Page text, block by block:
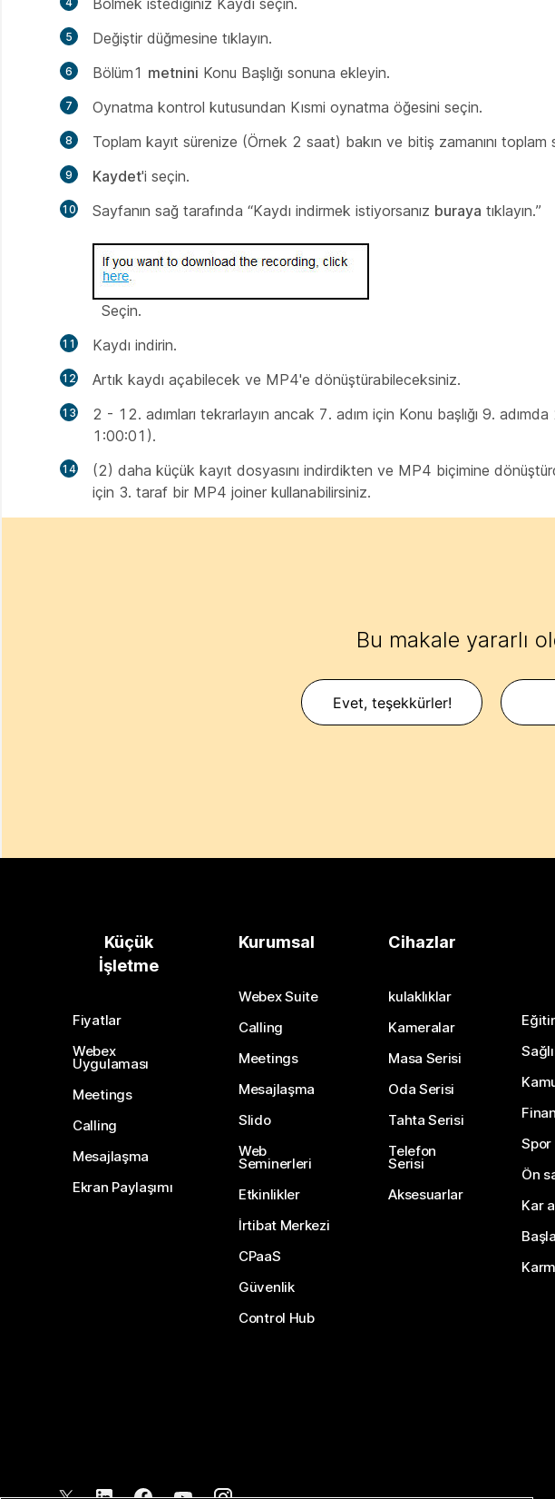
Değiştir düğmesine tıklayın.
Bölüm1 metnini Konu Başlığı sonuna ekleyin.
Oynatma kontrol kutusundan Kısmi oynatma öğesini seçin.
Toplam kayıt sürenize (Örnek 2 saat) bakın ve bitiş zamanını toplam
Kaydet'i seçin.
Sayfanın sağ tarafında “Kaydı indirmek istiyorsanız buraya tıklayın.”
Seçin.
Kaydı indirin.
Artık kaydı açabilecek ve MP4'e dönüştürabileceksiniz.
2 - 12. adımları tekrarlayın ancak 7. adım için Konu başlığı 9.
1:00:01).
(2) daha küçük kayıt dosyasını indirdikten ve MP4 biçimine
için 3. taraf bir MP4 joiner kullanabilirsiniz.
Bu makale yararlı
Evet, teşekkürler!
Küçük
İşletme
Fiyatlar
Webex
Uygulaması
Meetings
Calling
Mesajlaşma
Ekran Paylaşımı
Kurumsal
Webex Suite
Calling
Meetings
Mesajlaşma
Slido
Web
Seminerleri
Etkinlikler
İrtibat Merkezi
CPaaS
Güvenlik
Control Hub
Cihazlar
kulaklıklar
Kameralar
Masa Serisi
Oda Serisi
Tahta Serisi
Telefon
Serisi
Aksesuarlar
Spor
Ön
Kar